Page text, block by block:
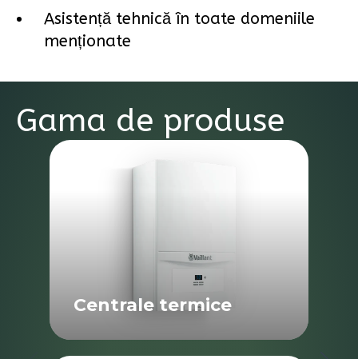
Asistență tehnică în toate domeniile
menționate
Gama de produse
Centrale termice